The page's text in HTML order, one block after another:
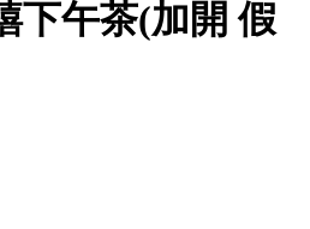
下午茶(加開 假